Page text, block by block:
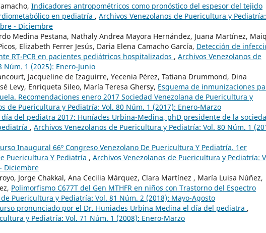
Indicadores antropométricos como pronóstico del espesor del tejido
en pediatría , Archivos Venezolanos de Puericultura y Pediatría:
- Diciembre
Medina Pestana, Nathaly Andrea Mayora Hernández, Juana Martínez,
Elizabeth Ferrer Jesús, Daria Elena Camacho García, Detección de
RT-PCR en pacientes pediátricos hospitalizados , Archivos Venezolanos de
1 (2025): Enero-Junio
Jacqueline de Izaguirre, Yecenia Pérez, Tatiana Drummond, Dina
Levy, Enriqueta Sileo, María Teresa Ghersy, Esquema de inmunizaciones
Recomendaciones enero 2017 Sociedad Venezolana de Puericultura y
de Puericultura y Pediatría: Vol. 80 Núm. 1 (2017): Enero-Marzo
del pediatra 2017: Huníades Urbina-Medina, phD presidente de la
, Archivos Venezolanos de Puericultura y Pediatría: Vol. 80 Núm. 1
Inaugural 66º Congreso Venezolano De Puericultura Y Pediatría. 1er
Puericultura Y Pediatría , Archivos Venezolanos de Puericultura y Pediatría:
Diciembre
Jorge Chakkal, Ana Cecilia Márquez, Clara Martínez , María Luisa Núñez,
Polimorfismo C677T del Gen MTHFR en niños con Trastorno del Espectro
Puericultura y Pediatría: Vol. 81 Núm. 2 (2018): Mayo-Agosto
pronunciado por el Dr. Huniades Urbina Medina el día del pediatra ,
y Pediatría: Vol. 71 Núm. 1 (2008): Enero-Marzo